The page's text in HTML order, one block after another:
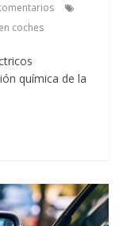
coches
química de la